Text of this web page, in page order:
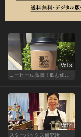
Vol.3
コーヒー豆高騰！飲む価値あるコーヒーはここだ
Vol.4
スターバックス研究所